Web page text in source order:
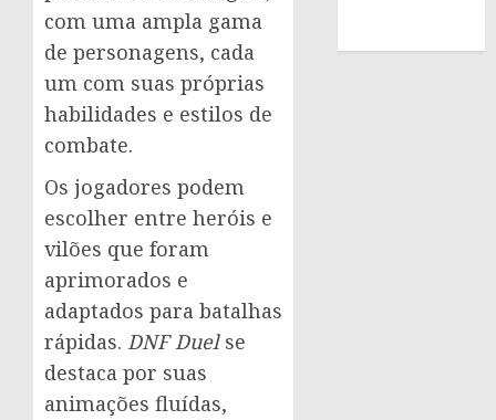
com uma ampla gama
de personagens, cada
um com suas próprias
habilidades e estilos de
combate.
Os jogadores podem
escolher entre heróis e
vilões que foram
aprimorados e
adaptados para batalhas
rápidas. DNF Duelse
destaca por suas
animações fluídas,